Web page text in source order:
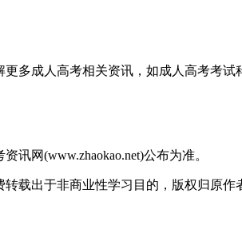
务工程等工科专业，兼顾教育类课程。
多成人高考相关资讯，如成人高考考
讯网(www.zhaokao.net)公布为准。
载出于非商业性学习目的，版权归原